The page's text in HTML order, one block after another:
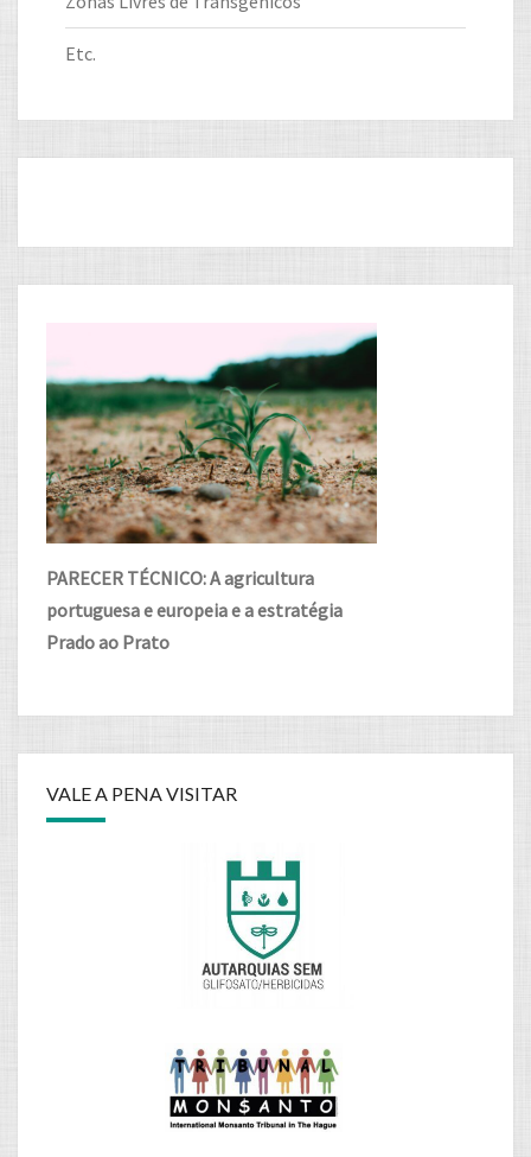
Etc.
PARECER TÉCNICO: A agricultura
portuguesa e europeia e a estratégia
Prado ao Prato
VALE A PENA VISITAR